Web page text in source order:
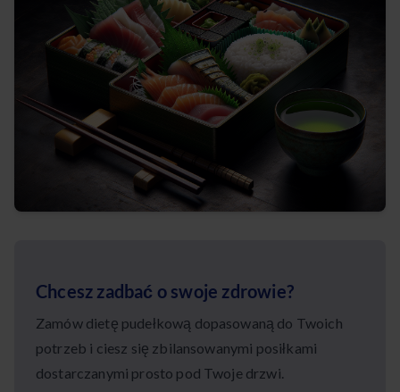
Chcesz zadbać o swoje zdrowie?
Zamów dietę pudełkową dopasowaną do Twoich
potrzeb i ciesz się zbilansowanymi posiłkami
dostarczanymi prosto pod Twoje drzwi.